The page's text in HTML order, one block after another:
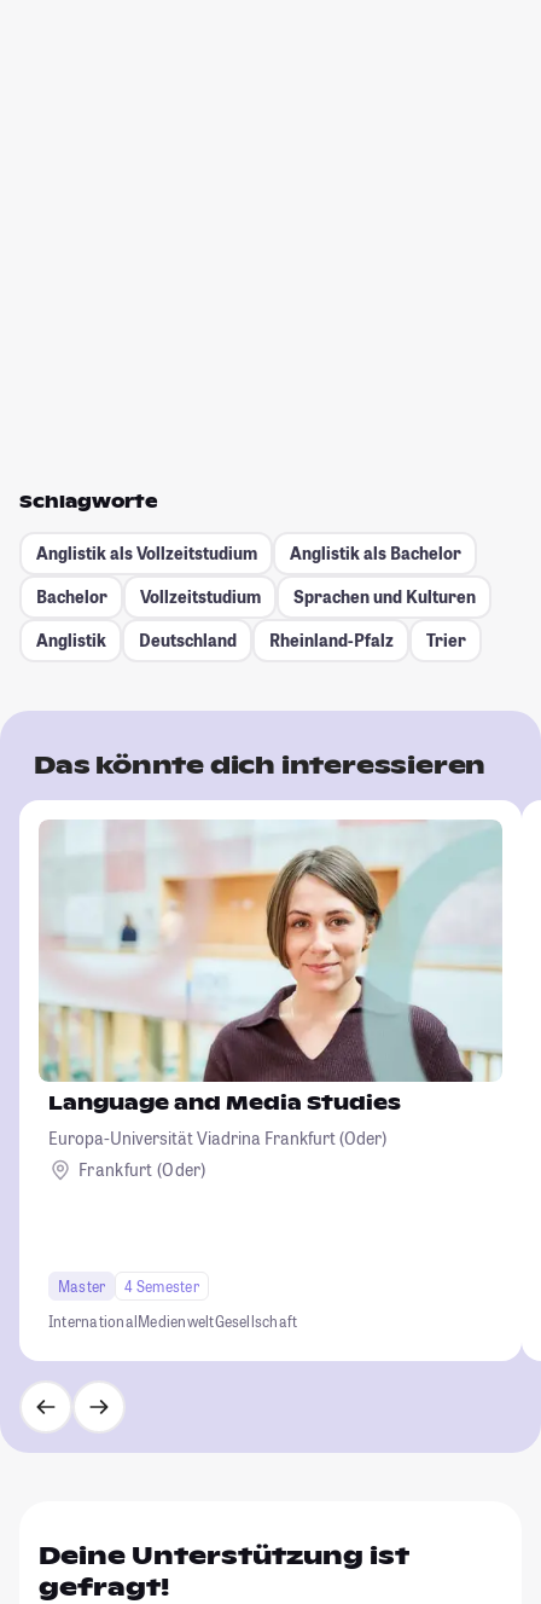
Schlagworte
Anglistik als Vollzeitstudium
Anglistik als Bachelor
Bachelor
Vollzeitstudium
Sprachen und Kulturen
Anglistik
Deutschland Rheinland-Pfalz Trier
Das könnte dich interessieren
Language and Media Studies
Europa-Universität Viadrina Frankfurt (Oder)
Frankfurt (Oder)
Master
4 Semester
InternationalMedienweltGesellschaft
Deine Unterstützung ist
gefragt!